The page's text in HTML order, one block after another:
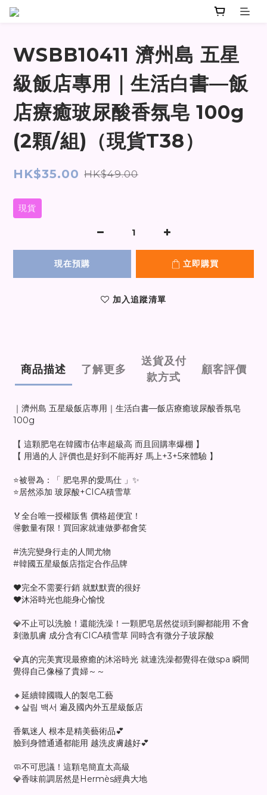
WSBB10411 濟州島 五星
級飯店專用｜生活白書—飯
店療癒玻尿酸香氛皂 100g
(2顆/組)（現貨T38）
HK$35.00 HK$49.00
現貨
現在預購 立即購買
加入追蹤清單
商品描述 了解更多
送貨及付
款方式
顧客評價
｜濟州島 五星級飯店專用｜生活白書—飯店療癒玻尿酸香氛皂
100g
【 這顆肥皂在韓國市佔率超級高 而且回購率爆棚 】
【 用過的人 評價也是好到不能再好 馬上+3+5來體驗 】
⭐️被譽為：「 肥皂界的愛馬仕 」✨
⭐️居然添加 玻尿酸+CICA積雪草
🏅全台唯一授權販售 價格超便宜！
🉐數量有限！買回家就連做夢都會笑
#洗完變身行走的人間尤物
#韓國五星級飯店指定合作品牌
❤️完全不需要行銷 就默默賣的很好
❤️沐浴時光也能身心愉悅
💎不止可以洗臉！還能洗澡！一顆肥皂居然從頭到腳都能用 不會
刺激肌膚 成分含有CICA積雪草 同時含有微分子玻尿酸
💎真的完美實現最療癒的沐浴時光 就連洗澡都覺得在做spa 瞬間
覺得自己像極了貴婦～～
🔸延續韓國職人的製皂工藝
🔸살림 백서 遍及國內外五星級飯店
香氣迷人 根本是精美藝術品💕
臉到身體通通都能用 越洗皮膚越好💕
🧼不可思議！這顆皂簡直太高級
💎香味前調居然是Hermès經典大地